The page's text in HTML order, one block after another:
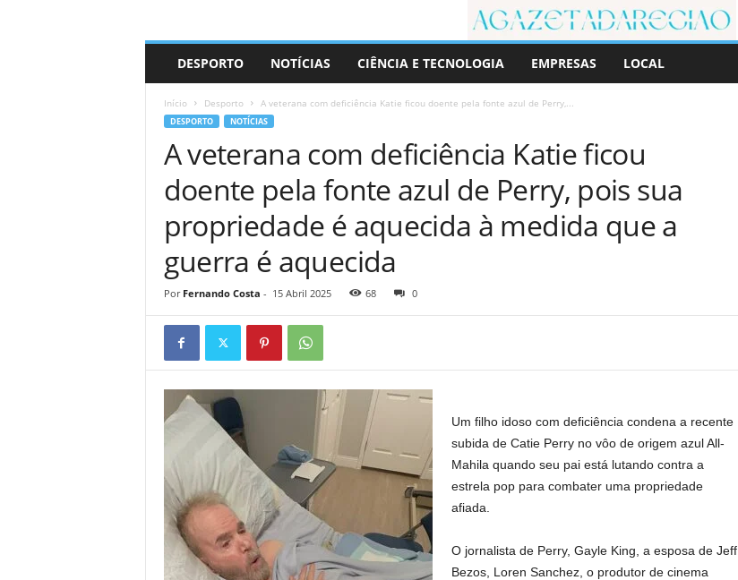
r
DESPORTO NOTÍCIAS CIÊNCIA E TECNOLOGIA EMPRESAS LOCAL
Início Desporto A veterana com deficiência Katie ficou doente pela fonte azul de Perry,...
DESPORTO NOTÍCIAS
A veterana com deficiência Katie ficou
doente pela fonte azul de Perry, pois sua
propriedade é aquecida à medida que a
guerra é aquecida
Por Fernando Costa - 15 Abril 2025 68 0
Um filho idoso com deficiência condena a recente
subida de Catie Perry no vôo de origem azul All-
Mahila quando seu pai está lutando contra a
estrela pop para combater uma propriedade
afiada.
O jornalista de Perry, Gayle King, a esposa de Jeff
Bezos, Loren Sanchez, o produtor de cinema